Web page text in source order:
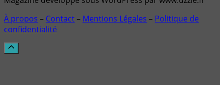
À propos – Contact– Mentions Légales – Politique de
confidentialité